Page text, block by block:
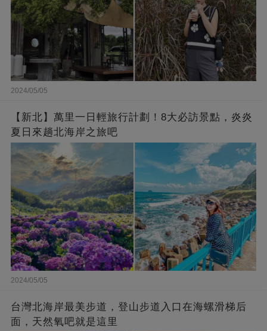
2024/05/05
【新北】萬里一日輕旅行計劃！8大必訪景點，炎炎
夏日來趟北海岸之旅吧
2024/05/05
台灣北海岸最美步道，登山步道入口在海螺滑梯后
面，天然氧吧就是這里